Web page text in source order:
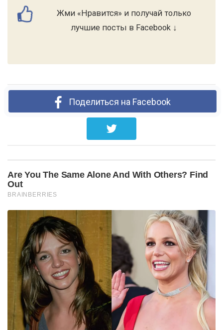
Жми «Нравится» и получай только
лучшие посты в Facebook ↓
Поделиться на Facebook